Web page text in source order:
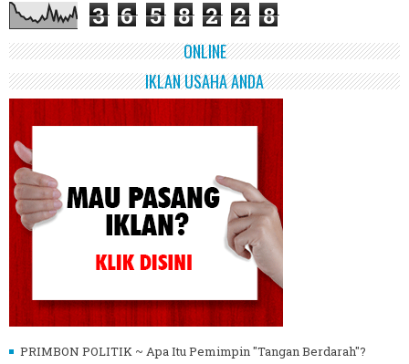
3 6 5 8 2 2 8
ONLINE
IKLAN USAHA ANDA
PRIMBON POLITIK ~ Apa Itu Pemimpin "Tangan Berdarah"?